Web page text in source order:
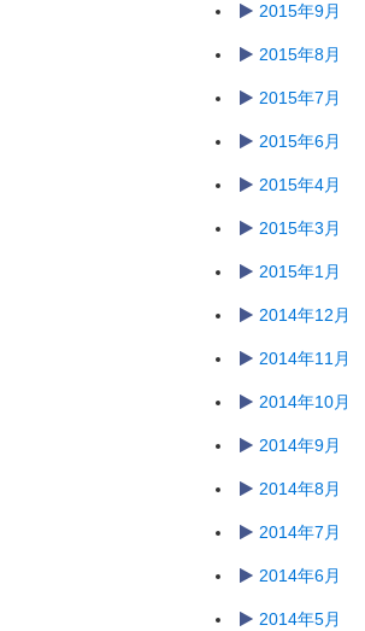
2015年9月
2015年8月
2015年7月
2015年6月
2015年4月
2015年3月
2015年1月
2014年12月
2014年11月
2014年10月
2014年9月
2014年8月
2014年7月
2014年6月
2014年5月